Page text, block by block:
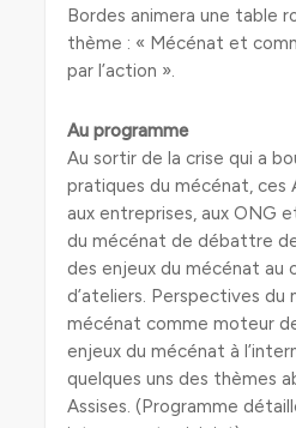
Bordes animera une table
thème : « Mécénat et
par l’action ».
Au programme
Au sortir de la crise qui a
pratiques du mécénat, ces
aux entreprises, aux ONG
du mécénat de débattre
des enjeux du mécénat au
d’ateliers. Perspectives du
mécénat comme moteur
enjeux du mécénat à
quelques uns des thèmes
Assises. (Programme